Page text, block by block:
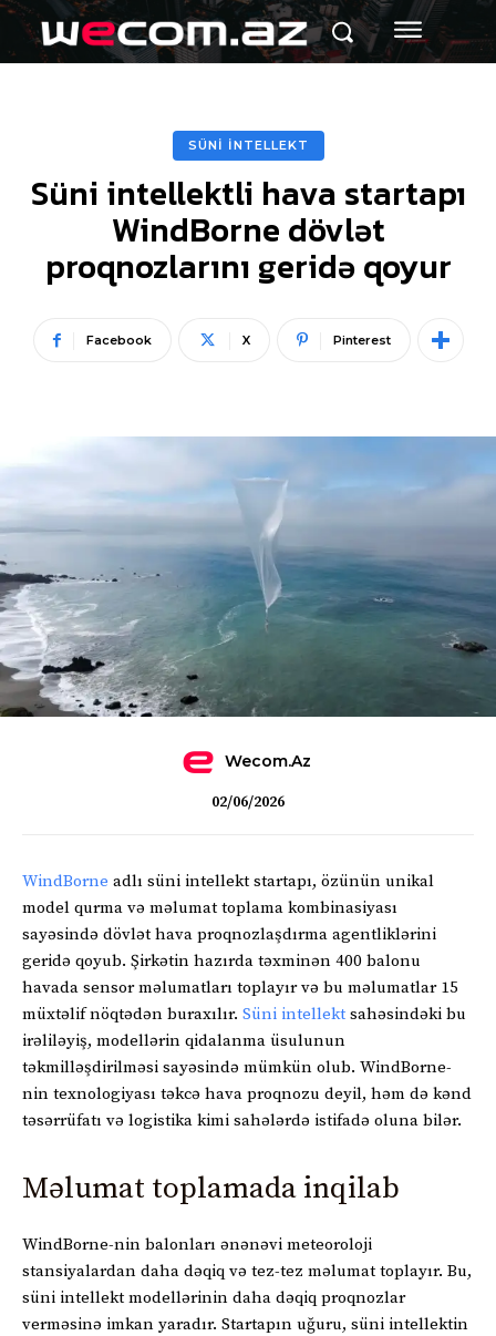
SÜNİ İNTELLEKT
Süni intellektli hava startapı
WindBorne dövlət
proqnozlarını geridə qoyur
Facebook X Pinterest
Wecom.az
02/06/2026
WindBorne adlı süni intellekt startapı, özünün unikal
model qurma və məlumat toplama kombinasiyası
sayəsində dövlət hava proqnozlaşdırma agentliklərini
geridə qoyub. Şirkətin hazırda təxminən 400 balonu
havada sensor məlumatları toplayır və bu məlumatlar 15
müxtəlif nöqtədən buraxılır. Süni intellekt sahəsindəki bu
irəliləyiş, modellərin qidalanma üsulunun
təkmilləşdirilməsi sayəsində mümkün olub. WindBorne-
nin texnologiyası təkcə hava proqnozu deyil, həm də kənd
təsərrüfatı və logistika kimi sahələrdə istifadə oluna bilər.
Məlumat toplamada inqilab
WindBorne-nin balonları ənənəvi meteoroloji
stansiyalardan daha dəqiq və tez-tez məlumat toplayır. Bu,
süni intellekt modellərinin daha dəqiq proqnozlar
verməsinə imkan yaradır. Startapın uğuru, süni intellektin